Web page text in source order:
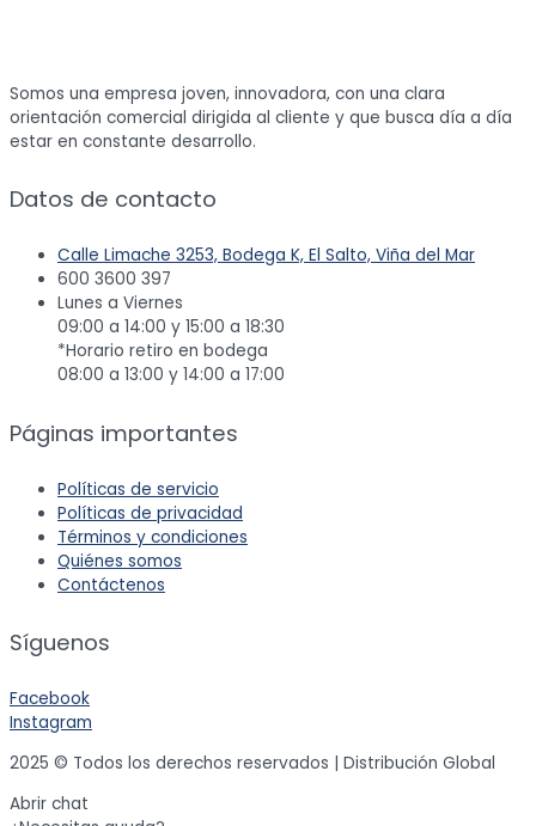
Somos una empresa joven, innovadora, con una clara
orientación comercial dirigida al cliente y que busca día a día
estar en constante desarrollo.
Datos de contacto
Calle Limache 3253, Bodega K, El Salto, Viña del Mar
600 3600 397
Lunes a Viernes
09:00 a 14:00 y 15:00 a 18:30
*Horario retiro en bodega
08:00 a 13:00 y 14:00 a 17:00
Páginas importantes
Políticas de servicio
Políticas de privacidad
Términos y condiciones
Quiénes somos
Contáctenos
Síguenos
Facebook
Instagram
2025 © Todos los derechos reservados | Distribución Global
Abrir chat